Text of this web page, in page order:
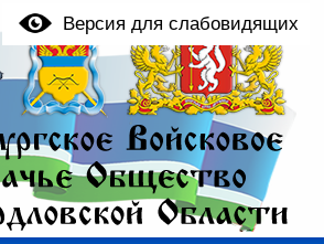
Версия для слабовидящих